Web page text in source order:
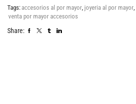
Tags: accesorios al por mayor, joyeria al por mayor,
venta por mayor accesorios
Share: